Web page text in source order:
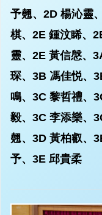
予翹、2D 楊沁靈
棋、2E 鍾汶睎、
靈、2E ⿈信慇、
琛、3B 馮佳悦、
鳴、3C 黎哲禮、
毅、3C 李添樂、
翹、3D ⿈柏叡、
予、3E 邱貴柔